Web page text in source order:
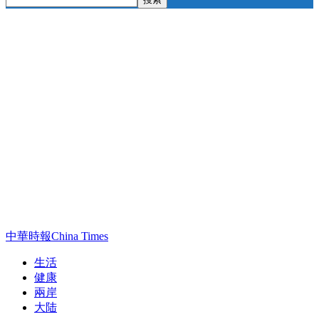
中華時報China Times
生活
健康
兩岸
大陆